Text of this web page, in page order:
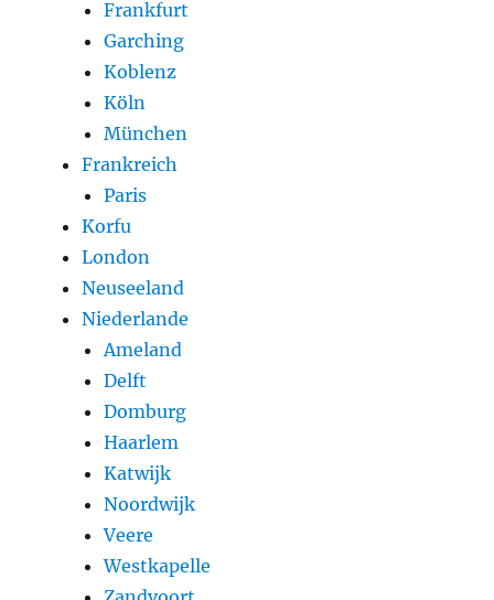
Frankfurt
Garching
Koblenz
Köln
München
Frankreich
Paris
Korfu
London
Neuseeland
Niederlande
Ameland
Delft
Domburg
Haarlem
Katwijk
Noordwijk
Veere
Westkapelle